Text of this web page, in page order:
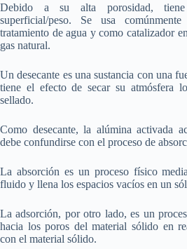
Debido a su alta porosidad,
superficial/peso. Se usa
tratamiento de agua y como catalizador
gas natural.
Un desecante es una sustancia con una
tiene el efecto de secar su atmósfera
sellado.
Como desecante, la alúmina activada
debe confundirse con el proceso de
La absorción es un proceso físico
fluido y llena los espacios vacíos en un
La adsorción, por otro lado, es un
hacia los poros del material sólido en
con el material sólido.